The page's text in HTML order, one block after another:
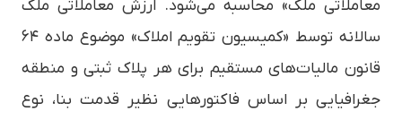
معاملاتی ملک» محاسبه می‌شود. ارزش معاملاتی ملک
سالانه توسط «کمیسیون تقویم املاک» موضوع ماده ۶۴
قانون مالیات‌های مستقیم برای هر پلاک ثبتی و منطقه
جغرافیایی بر اساس فاکتورهایی نظیر قدمت بنا، نوع